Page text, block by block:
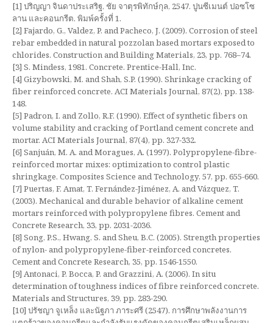
[1] ปริญญา จินดาประเสริฐ, ชัย จาตุรพิทักษ์กุล, 2547. ปูนซีเมนต์ ปอซโซ
ลาน และคอนกรีต. พิมพ์ครั้งที่ 1.
[2] Fajardo, G., Valdez, P. and Pacheco, J. (2009). Corrosion of steel
rebar embedded in natural pozzolan based mortars exposed to
chlorides. Construction and Building Materials, 23, pp. 768–74.
[3] S. Mindess, 1981. Concrete. Prentice-Hall, Inc.
[4] Gizybowski, M. and Shah, S.P. (1990). Shrinkage cracking of
fiber reinforced concrete. ACI Materials Journal, 87(2), pp. 138-
148.
[5] Padron, I. and Zollo, R.F. (1990). Effect of synthetic fibers on
volume stability and cracking of Portland cement concrete and
mortar. ACI Materials Journal, 87(4), pp. 327-332.
[6] Sanjuán, M. A. and Moragues, A. (1997). Polypropylene-fibre-
reinforced mortar mixes: optimization to control plastic
shringkage. Composites Science and Technology, 57, pp. 655-660.
[7] Puertas, F. Amat, T. Fernández-Jiménez, A. and Vázquez, T.
(2003). Mechanical and durable behavior of alkaline cement
mortars reinforced with polypropylene fibres. Cement and
Concrete Research, 33, pp. 2031-2036.
[8] Song, P.S., Hwang, S. and Sheu, B.C. (2005). Strength properties
of nylon- and polypropylene-fiber-reinforced concretes.
Cement and Concrete Research, 35, pp. 1546-1550.
[9] Antonaci, P. Bocca, P. and Grazzini, A. (2006). In situ
determination of toughness indices of fibre reinforced concrete.
Materials and Structures, 39, pp. 283-290.
[10] ปรัชญา จูเหล็ง และนัฐภา ภาระศรี (2547). การศึกษาพลังงานการ